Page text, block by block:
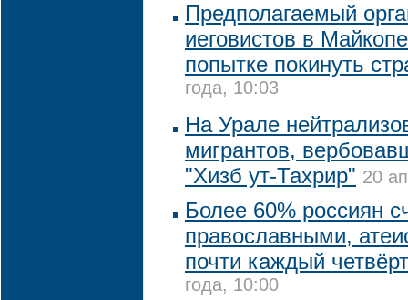
Предполагаемый
иеговистов в
попытке покинуть
года, 10:03
На Урале
мигрантов,
"Хизб ут-Тахрир" 20
Более 60% россиян
православными,
почти каждый
года, 10:00